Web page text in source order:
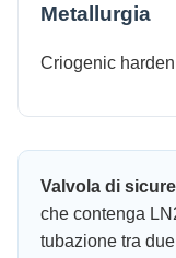
Metallurgia
Criogenic
Valvola di
che contenga
tubazione tra